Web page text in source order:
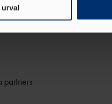
med. Dessa kan i
samlat in när du har
partners